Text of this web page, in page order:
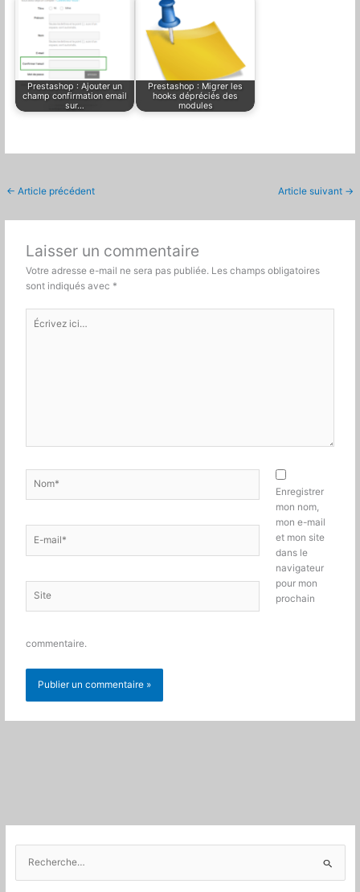
Prestashop : Ajouter un
champ confirmation email
sur…
Prestashop : Migrer les
hooks dépréciés des
modules
← Article précédent Article suivant →
Laisser un commentaire
Votre adresse e-mail ne sera pas publiée. Les champs obligatoires
sont indiqués avec *
Écrivez
ici…
mail*
Enregistrer
mon nom,
mon e-mail
et mon site
dans le
navigateur
pour mon
prochain
commentaire.